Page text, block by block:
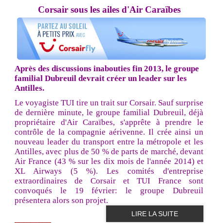
Corsair sous les ailes d'Air Caraïbes
Après des discussions inabouties fin 2013, le groupe
familial Dubreuil devrait créer un leader sur les
Antilles.
Le voyagiste TUI tire un trait sur Corsair. Sauf surprise
de dernière minute, le groupe familial Dubreuil, déjà
propriétaire d'Air Caraïbes, s'apprête à prendre le
contrôle de la compagnie aérivenne. Il crée ainsi un
nouveau leader du transport entre la métropole et les
Antilles, avec plus de 50 % de parts de marché, devant
Air France (43 % sur les dix mois de l'année 2014) et
XL Airways (5 %). Les comités d'entreprise
extraordinaires de Corsair et TUI France sont
convoqués le 19 février: le groupe Dubreuil
présentera alors son projet.
LIRE LA SUITE